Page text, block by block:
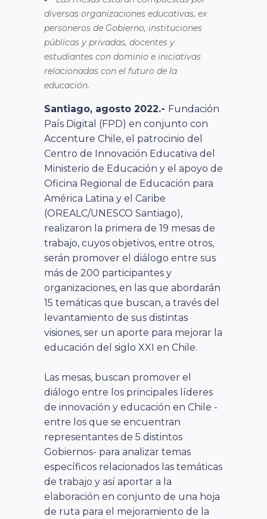
diversas organizaciones educativas, ex
personeros de Gobierno, instituciones
públicas y privadas, docentes y
estudiantes con dominio e iniciativas
relacionadas con el futuro de la
educación.
Santiago, agosto 2022.- Fundación
País Digital (FPD) en conjunto con
Accenture Chile, el patrocinio del
Centro de Innovación Educativa del
Ministerio de Educación y el apoyo de
Oficina Regional de Educación para
América Latina y el Caribe
(OREALC/UNESCO Santiago),
realizaron la primera de 19 mesas de
trabajo, cuyos objetivos, entre otros,
serán promover el diálogo entre sus
más de 200 participantes y
organizaciones, en las que abordarán
15 temáticas que buscan, a través del
levantamiento de sus distintas
visiones, ser un aporte para mejorar la
educación del siglo XXI en Chile.
Las mesas, buscan promover el
diálogo entre los principales líderes
de innovación y educación en Chile -
entre los que se encuentran
representantes de 5 distintos
Gobiernos- para analizar temas
específicos relacionados las temáticas
de trabajo y así aportar a la
elaboración en conjunto de una hoja
de ruta para el mejoramiento de la